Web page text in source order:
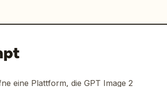
Blätter, helle
Mädchen lässt sich das Haar
(Mädchen): 『Ich möchte dich
eine Plattform, die GPT Image 2